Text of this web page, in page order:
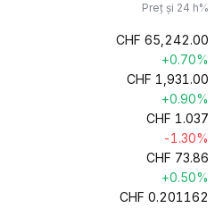
Preț și 24 h%
CHF 65,242.00
+0.70%
CHF 1,931.00
+0.90%
CHF 1.037
-1.30%
CHF 73.86
+0.50%
CHF 0.201162